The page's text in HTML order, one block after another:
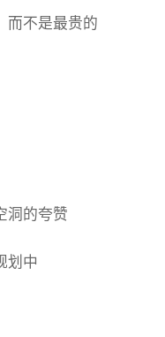
而不是最贵的
洞的夸赞
划中